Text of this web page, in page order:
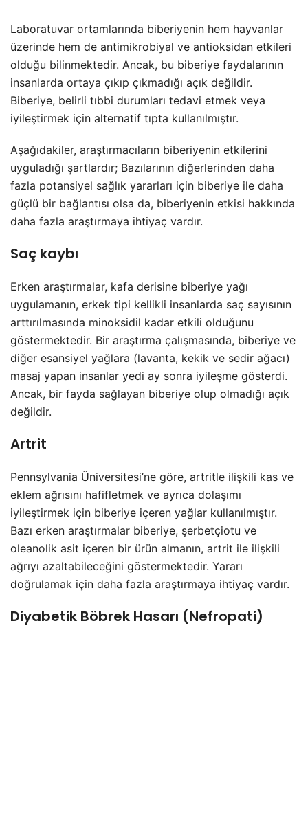
Laboratuvar ortamlarında biberiyenin hem hayvanlar
üzerinde hem de antimikrobiyal ve antioksidan etkileri
olduğu bilinmektedir. Ancak, bu biberiye faydalarının
insanlarda ortaya çıkıp çıkmadığı açık değildir.
Biberiye, belirli tıbbi durumları tedavi etmek veya
iyileştirmek için alternatif tıpta kullanılmıştır.
Aşağıdakiler, araştırmacıların biberiyenin etkilerini
uyguladığı şartlardır; Bazılarının diğerlerinden daha
fazla potansiyel sağlık yararları için biberiye ile daha
güçlü bir bağlantısı olsa da, biberiyenin etkisi hakkında
daha fazla araştırmaya ihtiyaç vardır.
Saç kaybı
Erken araştırmalar, kafa derisine biberiye yağı
uygulamanın, erkek tipi kellikli insanlarda saç sayısının
arttırılmasında minoksidil kadar etkili olduğunu
göstermektedir. Bir araştırma çalışmasında, biberiye ve
diğer esansiyel yağlara (lavanta, kekik ve sedir ağacı)
masaj yapan insanlar yedi ay sonra iyileşme gösterdi.
Ancak, bir fayda sağlayan biberiye olup olmadığı açık
değildir.
Artrit
Pennsylvania Üniversitesi’ne göre, artritle ilişkili kas ve
eklem ağrısını hafifletmek ve ayrıca dolaşımı
iyileştirmek için biberiye içeren yağlar kullanılmıştır.
Bazı erken araştırmalar biberiye, şerbetçiotu ve
oleanolik asit içeren bir ürün almanın, artrit ile ilişkili
ağrıyı azaltabileceğini göstermektedir. Yararı
doğrulamak için daha fazla araştırmaya ihtiyaç vardır.
Diyabetik Böbrek Hasarı (Nefropati)